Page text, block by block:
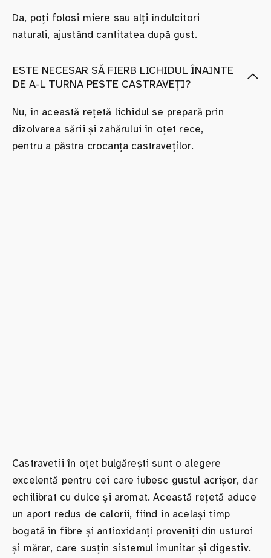
Da, poți folosi miere sau alți îndulcitori
naturali, ajustând cantitatea după gust.
ESTE NECESAR SĂ FIERB LICHIDUL ÎNAINTE
DE A-L TURNA PESTE CASTRAVEȚI?
Nu, în această rețetă lichidul se prepară prin
dizolvarea sării și zahărului în oțet rece,
pentru a păstra crocanța castraveților.
Castravetii în oțet bulgărești sunt o alegere
excelentă pentru cei care iubesc gustul acrișor, dar
echilibrat cu dulce și aromat. Această rețetă aduce
un aport redus de calorii, fiind în același timp
bogată în fibre și antioxidanți proveniți din usturoi
și mărar, care susțin sistemul imunitar și digestiv.